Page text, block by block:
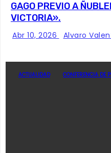
GAGO PREVIO A
VICTORIA».
Abr 10, 2026 Alvaro
ACTUALIDAD CONFERENCIA DE